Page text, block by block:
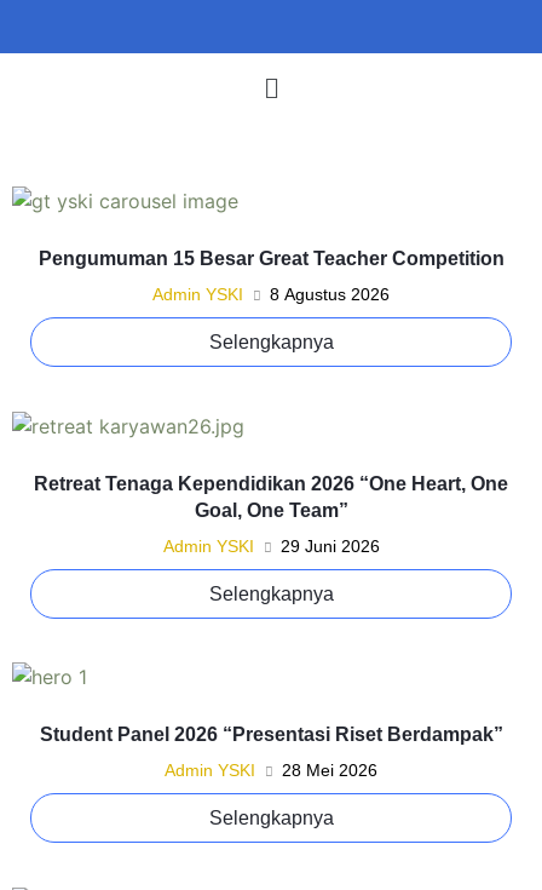
Pengumuman 15 Besar Great Teacher Competition
Admin YSKI 8 Agustus 2026
Selengkapnya
Retreat Tenaga Kependidikan 2026 “One Heart, One
Goal, One Team”
Admin YSKI 29 Juni 2026
Selengkapnya
Student Panel 2026 “Presentasi Riset Berdampak”
Admin YSKI 28 Mei 2026
Selengkapnya